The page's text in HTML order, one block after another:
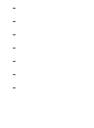
-
-
-
-
-
-
-